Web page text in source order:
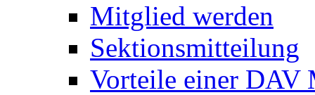
Mitglied werden
Sektionsmitteilung
Vorteile einer DAV